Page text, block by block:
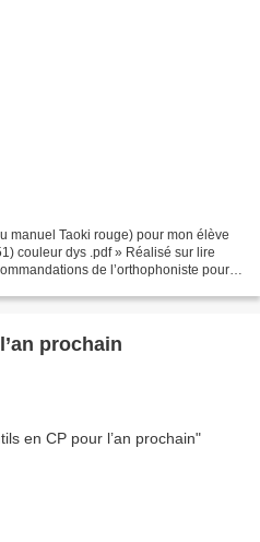
manuel Taoki rouge) pour mon élève
couleur dys .pdf » Réalisé sur lire
de l’orthophoniste pour
prochain